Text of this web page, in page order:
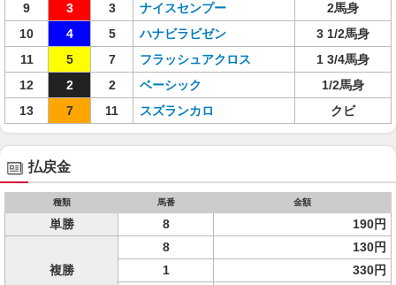
9
3 3 ナイスセンプー
2馬身
10
4 5 ハナビラビゼン
3 1/2馬身
11
5 7 フラッシュアクロス
1 3/4馬身
12
2 2 ベーシック
1/2馬身
13
7 11 スズランカロ クビ
払戻金
種類 馬番 金額
単勝 8 190円
複勝
8
130円
1
330円